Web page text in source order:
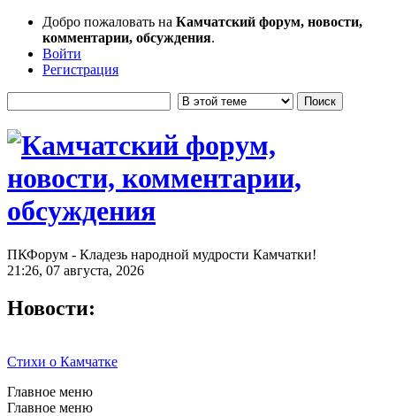
Добро пожаловать на Камчатский форум, новости,
комментарии, обсуждения.
Войти
Регистрация
ПКФорум - Кладезь народной мудрости Камчатки!
21:26, 07 августа, 2026
Новости:
Стихи о Камчатке
Главное меню
Главное меню